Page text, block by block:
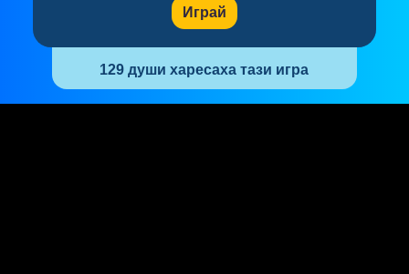
Играй
129 души харесаха тази игра